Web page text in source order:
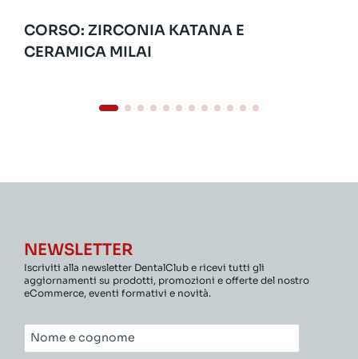
CORSO: ZIRCONIA KATANA E
CERAMICA MILAI
NEWSLETTER
Iscriviti alla newsletter DentalClub e ricevi tutti gli
aggiornamenti su prodotti, promozioni e offerte del nostro
eCommerce, eventi formativi e novità.
Nome
e